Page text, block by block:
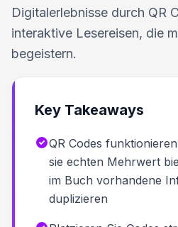
Digitalerlebnisse durch QR
interaktive Lesereisen, die
begeistern.
Key Takeaways
QR Codes
sie echten Mehrwert
im Buch vorhandene
duplizieren